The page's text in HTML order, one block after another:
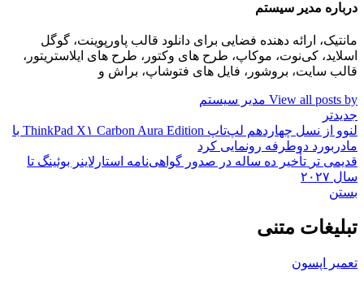
درباره مدیر سیستم
مانتیک، ارائه دهنده فضایی برای دانلود قالب پاورپوینت، گوگل
اسلاید، کی‌نوت، موکاپ، طرح های وکتور، طرح های ایلاستریتور،
قالب سایت، بروشور، فایل های فتوشاپ، براش و
View all posts by مدیر سیستم
جدیدتر
لنوو از نسل چهاردهم لپ‌تاپ ThinkPad X۱ Carbon Aura Edition با
مادربورد دوطرفه رونمایی کرد
قدیمی تر تأخیر ده ساله در صدور گواهی‌نامه استارلاینر بوئینگ تا
سال ۲۰۲۷
بستن
تبلیغات متنی
تعمیر اپسون